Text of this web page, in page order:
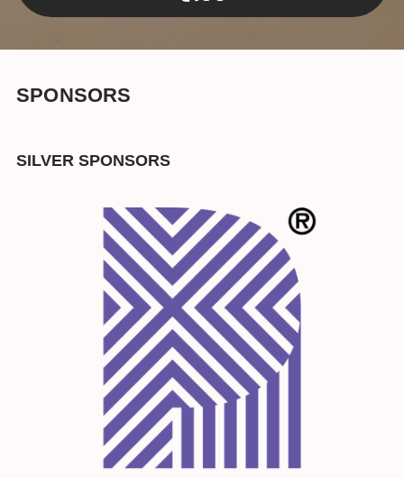
SPONSORS
SILVER SPONSORS